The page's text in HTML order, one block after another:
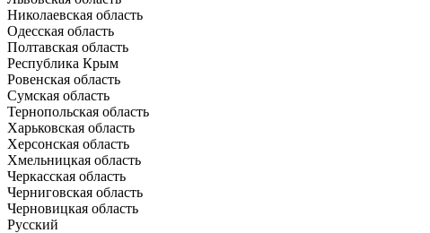
Николаевская область
Одесская область
Полтавская область
Республика Крым
Ровенская область
Сумская область
Тернопольская область
Харьковская область
Херсонская область
Хмельницкая область
Черкасская область
Черниговская область
Черновицкая область
Русский